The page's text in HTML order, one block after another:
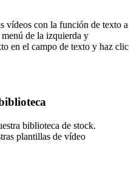
vídeos con la función de texto a
de la izquierda y
en el campo de texto y haz clic
biblioteca de stock.
plantillas de vídeo